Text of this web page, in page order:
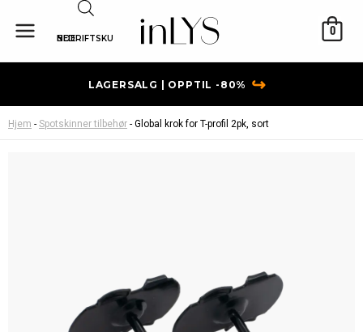
rett
innholdet
BEDRIFTSKUNDE
0
LAGERSALG | OPPTIL -80% ↪
Hjem - Spotskinner tilbehør - Global krok for T-profil 2pk, sort